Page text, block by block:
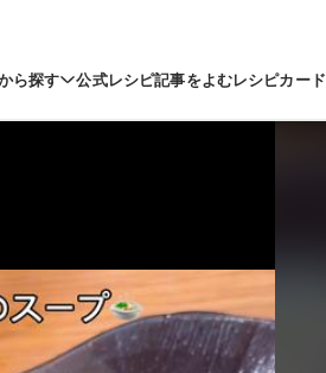
ら探す 公式レシピ記事をよむレシピカード